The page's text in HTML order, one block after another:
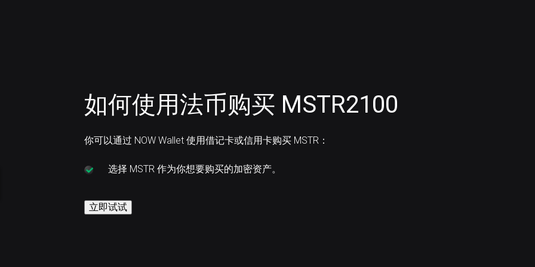
如何使用法币购买 MSTR2100
你可以通过 NOW Wallet 使用借记卡或信用卡购买 MSTR：
选择 MSTR 作为你想要购买的加密资产。
立即试试